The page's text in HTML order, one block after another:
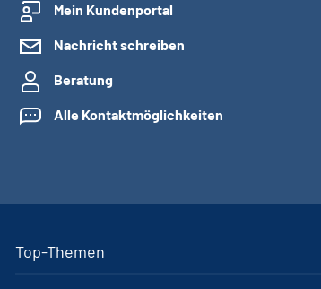
Mein Kundenportal
Nachricht schreiben
Beratung
Alle Kontaktmöglichkeiten
Top-Themen